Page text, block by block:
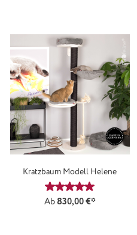
Kratzbaum Modell Helene
Durchschnittliche
Ab 830,00 €*